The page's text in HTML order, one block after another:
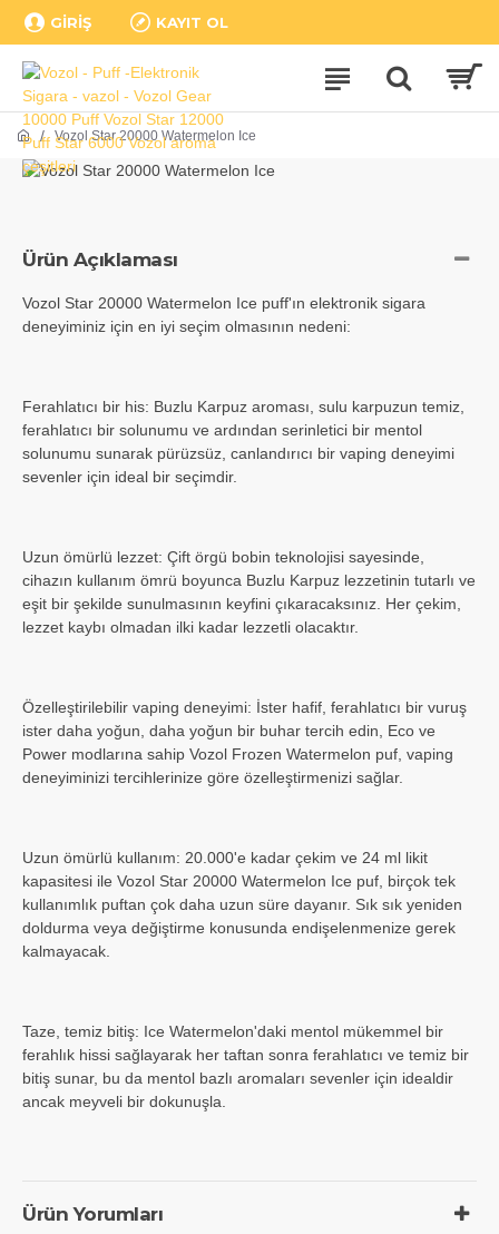
GIRIŞ KAYIT OL
Vozol Star 20000 Watermelon Ice
Ürün Açıklaması
Vozol Star 20000 Watermelon Ice puff'ın elektronik sigara
deneyiminiz için en iyi seçim olmasının nedeni:
Ferahlatıcı bir his: Buzlu Karpuz aroması, sulu karpuzun temiz,
ferahlatıcı bir solunumu ve ardından serinletici bir mentol
solunumu sunarak pürüzsüz, canlandırıcı bir vaping deneyimi
sevenler için ideal bir seçimdir.
Uzun ömürlü lezzet: Çift örgü bobin teknolojisi sayesinde,
cihazın kullanım ömrü boyunca Buzlu Karpuz lezzetinin tutarlı ve
eşit bir şekilde sunulmasının keyfini çıkaracaksınız. Her çekim,
lezzet kaybı olmadan ilki kadar lezzetli olacaktır.
Özelleştirilebilir vaping deneyimi: İster hafif, ferahlatıcı bir vuruş
ister daha yoğun, daha yoğun bir buhar tercih edin, Eco ve
Power modlarına sahip Vozol Frozen Watermelon puf, vaping
deneyiminizi tercihlerinize göre özelleştirmenizi sağlar.
Uzun ömürlü kullanım: 20.000'e kadar çekim ve 24 ml likit
kapasitesi ile Vozol Star 20000 Watermelon Ice puf, birçok tek
kullanımlık puftan çok daha uzun süre dayanır. Sık sık yeniden
doldurma veya değiştirme konusunda endişelenmenize gerek
kalmayacak.
Taze, temiz bitiş: Ice Watermelon'daki mentol mükemmel bir
ferahlık hissi sağlayarak her taftan sonra ferahlatıcı ve temiz bir
bitiş sunar, bu da mentol bazlı aromaları sevenler için idealdir
ancak meyveli bir dokunuşla.
Ürün Yorumları